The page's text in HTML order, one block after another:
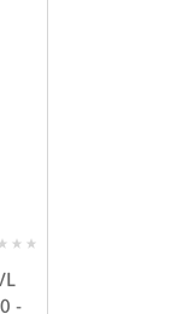
-